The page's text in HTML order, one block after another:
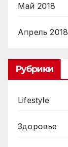
Май 2018
Апрель 2018
Рубрики
Lifestyle
Здоровье